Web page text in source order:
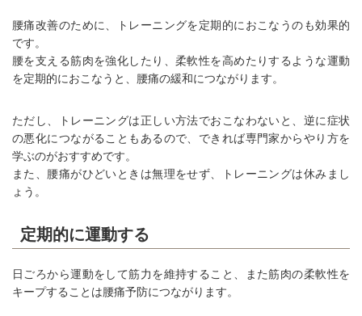
腰痛改善のために、トレーニングを定期的におこなうのも効果的
です。
腰を支える筋肉を強化したり、柔軟性を高めたりするような運動
を定期的におこなうと、腰痛の緩和につながります。
ただし、トレーニングは正しい方法でおこなわないと、逆に症状
の悪化につながることもあるので、できれば専門家からやり方を
学ぶのがおすすめです。
また、腰痛がひどいときは無理をせず、トレーニングは休みまし
ょう。
定期的に運動する
日ごろから運動をして筋力を維持すること、また筋肉の柔軟性を
キープすることは腰痛予防につながります。